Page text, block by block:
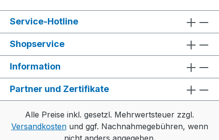
Service-Hotline
Shopservice
Information
Partner und Zertifikate
Alle Preise inkl. gesetzl. Mehrwertsteuer zzgl.
Versandkostenund ggf. Nachnahmegebühren, wenn